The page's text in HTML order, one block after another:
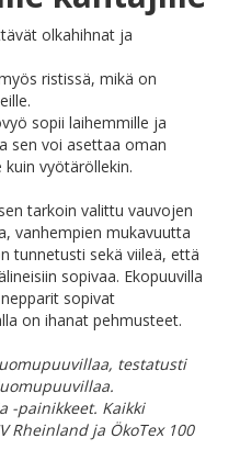
olkahihnat ja
ristissä, mikä on
sopii laihemmille ja
sen voi asettaa oman
vyötäröllekin.
tarkoin valittu vauvojen
vanhempien mukavuutta
tunnetusti sekä viileä, että
sopivaa. Ekopuuvilla
sopivat
on ihanat pehmusteet.
testatusti
-painikkeet. Kaikki
Rheinland ja ÖkoTex 100